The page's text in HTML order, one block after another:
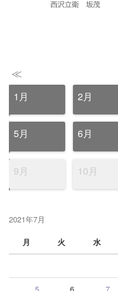
西沢立衛 坂茂
≪
1月 2月
5月 6月
9月 10月
2021年7月
月
火 水